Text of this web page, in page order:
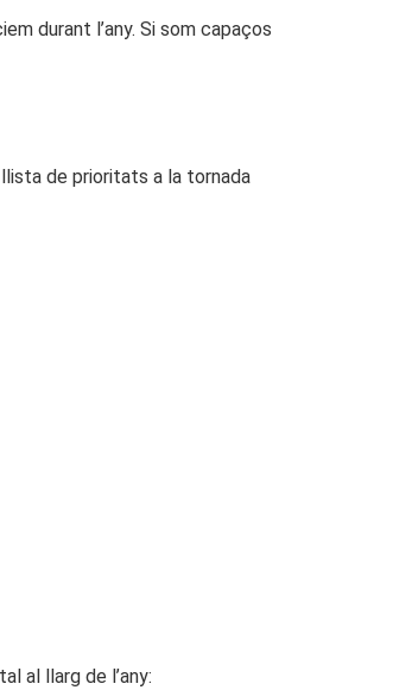
durant l’any. Si som capaços
de prioritats a la tornada
al llarg de l’any: